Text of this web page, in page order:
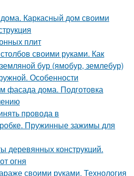
дома. Каркасный дом своими
плит
своими руками. Как
бур (ямобур, землебур)
Особенности
фасада дома. Подготовка
провода в
Пружинные зажимы для
деревянных конструкций.
огня
своими руками. Технология